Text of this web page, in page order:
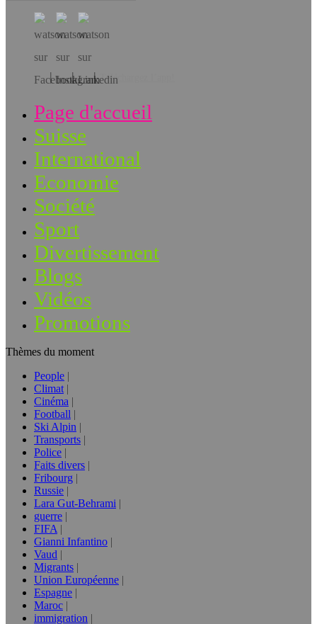
Téléchargez l’app!
Page d'accueil
Suisse
International
Economie
Société
Sport
Divertissement
Blogs
Vidéos
Promotions
Thèmes du moment
People
Climat
Cinéma
Football
Ski Alpin
Transports
Police
Faits divers
Fribourg
Russie
Lara Gut-Behrami
guerre
FIFA
Gianni Infantino
Vaud
Migrants
Union Européenne
Espagne
Maroc
immigration